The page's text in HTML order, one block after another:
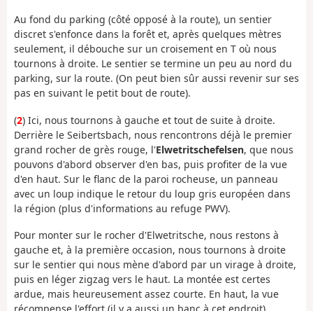
Au fond du parking (côté opposé à la route), un sentier
discret s'enfonce dans la forêt et, après quelques mètres
seulement, il débouche sur un croisement en T où nous
tournons à droite. Le sentier se termine un peu au nord du
parking, sur la route. (On peut bien sûr aussi revenir sur ses
pas en suivant le petit bout de route).
(2) Ici, nous tournons à gauche et tout de suite à droite.
Derrière le Seibertsbach, nous rencontrons déjà le premier
grand rocher de grès rouge, l'Elwetritschefelsen, que nous
pouvons d'abord observer d'en bas, puis profiter de la vue
d'en haut. Sur le flanc de la paroi rocheuse, un panneau
avec un loup indique le retour du loup gris européen dans
la région (plus d'informations au refuge PWV).
Pour monter sur le rocher d'Elwetritsche, nous restons à
gauche et, à la première occasion, nous tournons à droite
sur le sentier qui nous mène d'abord par un virage à droite,
puis en léger zigzag vers le haut. La montée est certes
ardue, mais heureusement assez courte. En haut, la vue